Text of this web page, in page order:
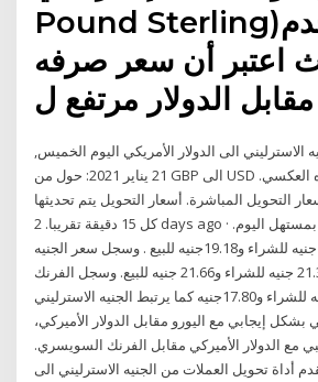
Pound Sterling)‏ ويستخدم
اعتبر أن سعر صرفه
مقابل الدولار مرتفع ل
الاسترليني الى الدولار الأمريكي اليوم الخميس,
21 يناير 2021: حول من GBP الى USD و كذلك حول بالاتجاه العكسي.
التحويل المباشرة. أسعار التحويل يتم تحديثها
كل 15 دقيقة تقريبا. 2 days ago · اسعار العملات الاجنبية بمستهل اليوم.
سجل سعر اليورو 18.95 جنيه للشراء و19.18جنيه للبيع . وسجل سعر الجنيه
الإسترلينى 21.38 جنيه للشراء و21.66 جنيه للبيع. وسجل الفرنك
السويسرى 17.59 جنيه للشراء و17.80جنيه كما يرتبط الجنيه الاسترليني
بشكل إيجابي مع اليورو مقابل الدولار الأميركي،
مع الدولار الأميركي مقابل الفرنك السويسري.
أداة تحويل العملات من الجنيه الاسترليني الى